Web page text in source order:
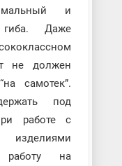
и
гиба. Даже
не должен
самотек”.
под
работе с
работу на